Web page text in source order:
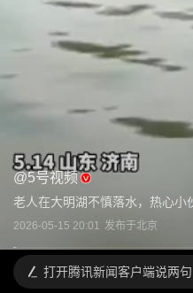
@5号视频
老人在大明湖不慎落水，热心小
2026-05-15 20:01 发布于北京
打开腾讯新闻客户端说两句